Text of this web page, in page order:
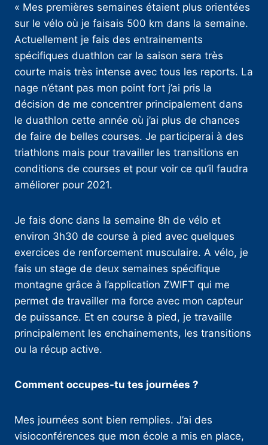
« Mes premières semaines étaient plus orientées
sur le vélo où je faisais 500 km dans la semaine.
Actuellement je fais des entrainements
spécifiques duathlon car la saison sera très
courte mais très intense avec tous les reports. La
nage n’étant pas mon point fort j’ai pris la
décision de me concentrer principalement dans
le duathlon cette année où j’ai plus de chances
de faire de belles courses. Je participerai à des
triathlons mais pour travailler les transitions en
conditions de courses et pour voir ce qu’il faudra
améliorer pour 2021.
Je fais donc dans la semaine 8h de vélo et
environ 3h30 de course à pied avec quelques
exercices de renforcement musculaire. A vélo, je
fais un stage de deux semaines spécifique
montagne grâce à l’application ZWIFT qui me
permet de travailler ma force avec mon capteur
de puissance. Et en course à pied, je travaille
principalement les enchainements, les transitions
ou la récup active.
Comment occupes-tu tes journées ?
Mes journées sont bien remplies. J’ai des
visioconférences que mon école a mis en place,